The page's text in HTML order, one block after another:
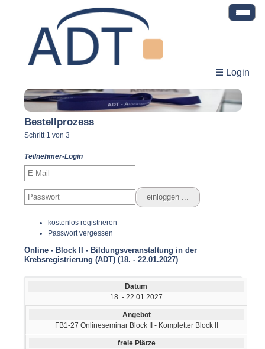
☰ Login
Bestellprozess
Schritt 1 von 3
Teilnehmer-Login
kostenlos registrieren
Passwort vergessen
Online - Block II - Bildungsveranstaltung in der
Krebsregistrierung (ADT) (18. - 22.01.2027)
18. - 22.01.2027
FB1-27 Onlineseminar Block II - Kompletter Block II